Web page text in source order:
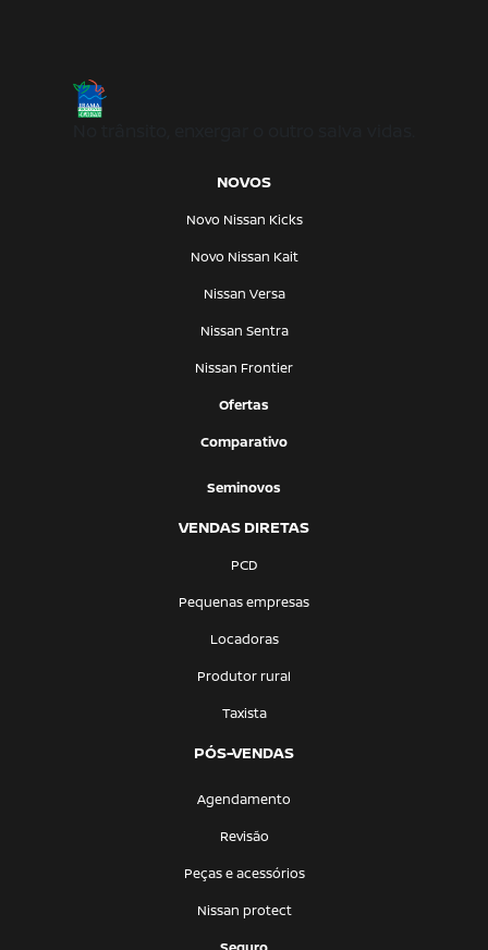
NOVOS
Novo Nissan Kicks
Novo Nissan Kait
Nissan Versa
Nissan Sentra
Nissan Frontier
Ofertas
Comparativo
Seminovos
VENDAS DIRETAS
PCD
Pequenas empresas
Locadoras
Produtor rural
Taxista
PÓS-VENDAS
Agendamento
Revisão
Peças e acessórios
Nissan protect